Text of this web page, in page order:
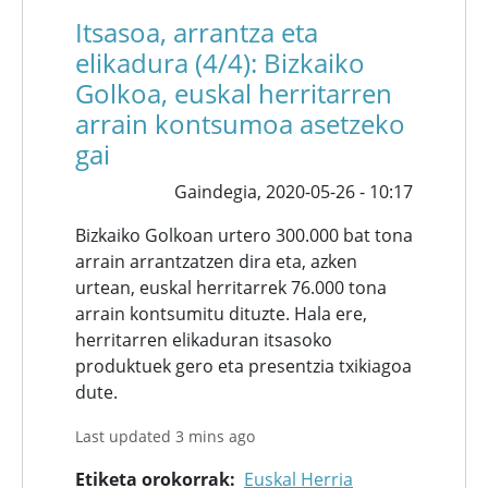
Itsasoa, arrantza eta
elikadura (4/4): Bizkaiko
Golkoa, euskal herritarren
arrain kontsumoa asetzeko
gai
Gaindegia, 2020-05-26 - 10:17
Bizkaiko Golkoan urtero 300.000 bat tona
arrain arrantzatzen dira eta, azken
urtean, euskal herritarrek 76.000 tona
arrain kontsumitu dituzte. Hala ere,
herritarren elikaduran itsasoko
produktuek gero eta presentzia txikiagoa
dute.
Last updated 3 mins ago
Etiketa orokorrak Euskal Herria